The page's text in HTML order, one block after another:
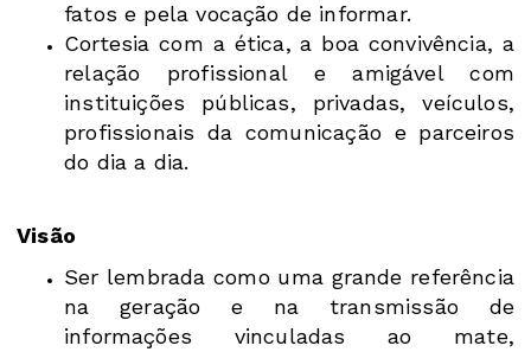
fatos e pela vocação de informar.
Cortesia com a ética, a boa convivência, a
relação profissional e amigável com
instituições públicas, privadas, veículos,
profissionais da comunicação e parceiros
do dia a dia.
Visão
Ser lembrada como uma grande referência
na geração e na transmissão de
informações vinculadas ao mate,